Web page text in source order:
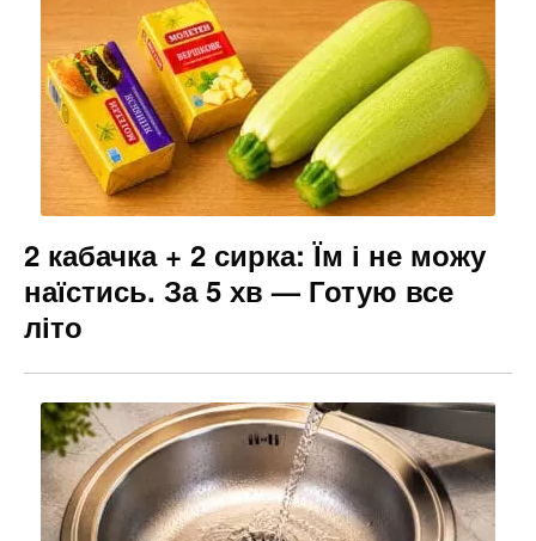
2 кабачка + 2 сирка: Їм і не можу
наїстись. За 5 хв — Готую все
літо